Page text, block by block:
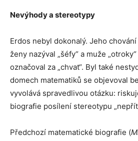
Nevýhody a stereotypy
Erdos nebyl dokonalý. Jeho
ženy nazýval „šéfy“ a muže
označoval za „chvat“. Byl také
domech matematiků se objevoval
vyvolává spravedlivou otázku:
biografie posílení stereotypu
Předchozí matematické biografie (